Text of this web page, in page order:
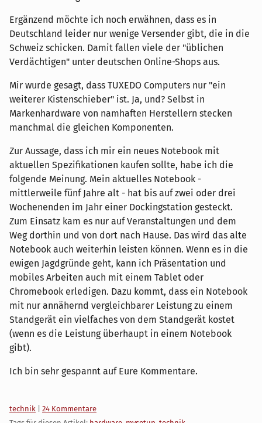
Ergänzend möchte ich noch erwähnen, dass es in
Deutschland leider nur wenige Versender gibt, die in die
Schweiz schicken. Damit fallen viele der "üblichen
Verdächtigen" unter deutschen Online-Shops aus.
Mir wurde gesagt, dass TUXEDO Computers nur "ein
weiterer Kistenschieber" ist. Ja, und? Selbst in
Markenhardware von namhaften Herstellern stecken
manchmal die gleichen Komponenten.
Zur Aussage, dass ich mir ein neues Notebook mit
aktuellen Spezifikationen kaufen sollte, habe ich die
folgende Meinung. Mein aktuelles Notebook -
mittlerweile fünf Jahre alt - hat bis auf zwei oder drei
Wochenenden im Jahr einer Dockingstation gesteckt.
Zum Einsatz kam es nur auf Veranstaltungen und dem
Weg dorthin und von dort nach Hause. Das wird das alte
Notebook auch weiterhin leisten können. Wenn es in die
ewigen Jagdgründe geht, kann ich Präsentation und
mobiles Arbeiten auch mit einem Tablet oder
Chromebook erledigen. Dazu kommt, dass ein Notebook
mit nur annähernd vergleichbarer Leistung zu einem
Standgerät ein vielfaches von dem Standgerät kostet
(wenn es die Leistung überhaupt in einem Notebook
gibt).
Ich bin sehr gespannt auf Eure Kommentare.
Kategorien:
technik
24 Kommentare